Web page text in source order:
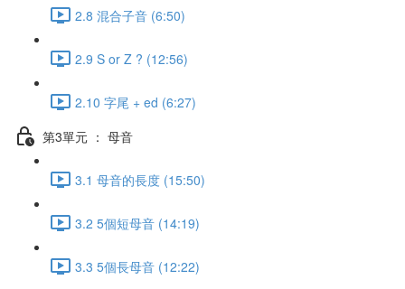
2.8 混合子音 (6:50)
2.9 S or Z ? (12:56)
2.10 字尾 + ed (6:27)
第3單元 ： 母音
3.1 母音的長度 (15:50)
3.2 5個短母音 (14:19)
3.3 5個長母音 (12:22)